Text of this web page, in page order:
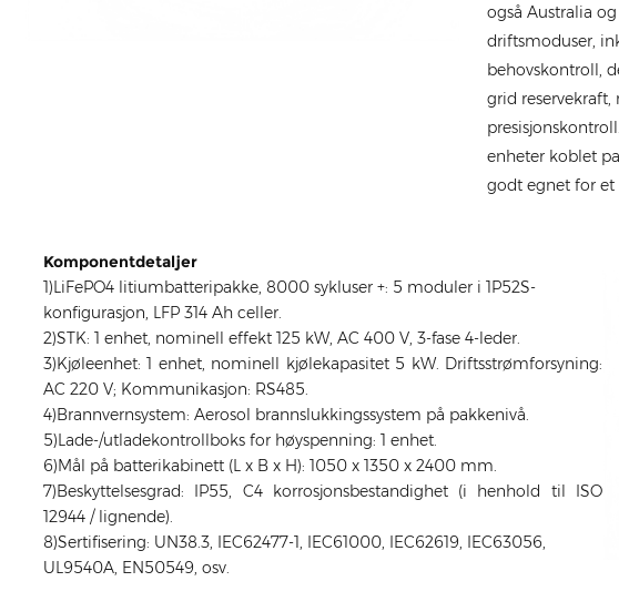
også Australia
driftsmoduser,
behovskontroll,
grid reservekraft,
enheter koblet
godt egnet for et
Komponentdetaljer
1)LiFePO4 litiumbatteripakke, 8000 sykluser +: 5 moduler i 1P52S-
konfigurasjon, LFP 314 Ah celler.
2)STK: 1 enhet, nominell effekt 125 kW, AC 400 V, 3-fase 4-leder.
3)Kjøleenhet: 1 enhet, nominell kjølekapasitet 5 kW. Driftsstrømforsyning:
AC 220 V; Kommunikasjon: RS485.
4)Brannvernsystem: Aerosol brannslukkingssystem på pakkenivå.
5)Lade-/utladekontrollboks for høyspenning: 1 enhet.
6)Mål på batterikabinett (L x B x H): 1050 x 1350 x 2400 mm.
7)Beskyttelsesgrad: IP55, C4 korrosjonsbestandighet (i henhold til ISO
12944 / lignende).
8)Sertifisering: UN38.3, IEC62477-1, IEC61000, IEC62619, IEC63056,
UL9540A, EN50549, osv.